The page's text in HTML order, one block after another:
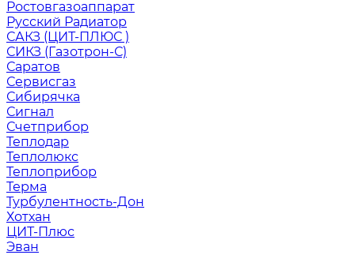
Ростовгазоаппарат
Русский Радиатор
САКЗ (ЦИТ-ПЛЮС )
СИКЗ (Газотрон-С)
Саратов
Сервисгаз
Сибирячка
Сигнал
Счетприбор
Теплодар
Теплолюкс
Теплоприбор
Терма
Турбулентность-Дон
Хотхан
ЦИТ-Плюс
Эван